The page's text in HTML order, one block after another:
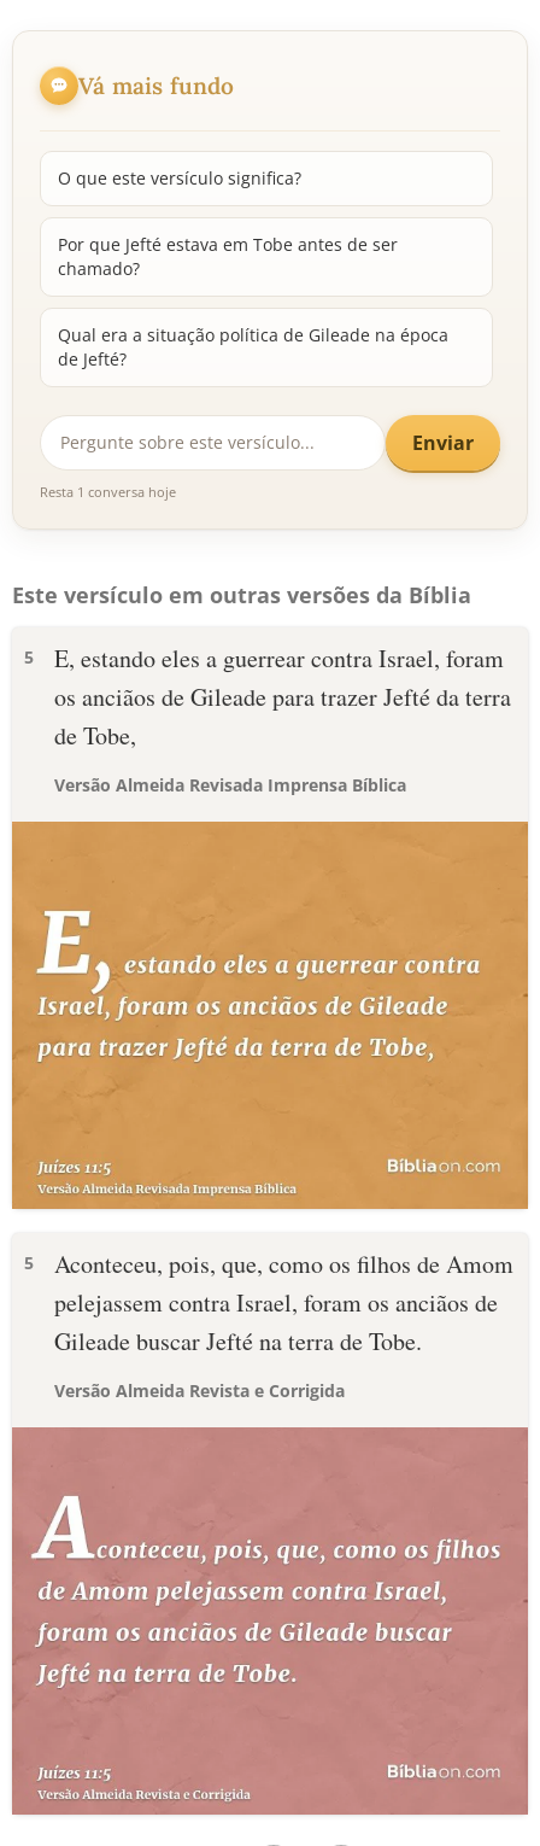
Vá mais fundo
O que este versículo significa?
Por que Jefté estava em Tobe antes de ser
chamado?
Qual era a situação política de Gileade na época
de Jefté?
Enviar
Resta 1 conversa hoje
Este versículo em outras versões da Bíblia
5
E, estando eles a guerrear contra Israel, foram
os anciãos de Gileade para trazer Jefté da terra
de Tobe,
Versão Almeida Revisada Imprensa Bíblica
5
Aconteceu, pois, que, como os filhos de Amom
pelejassem contra Israel, foram os anciãos de
Gileade buscar Jefté na terra de Tobe.
Versão Almeida Revista e Corrigida